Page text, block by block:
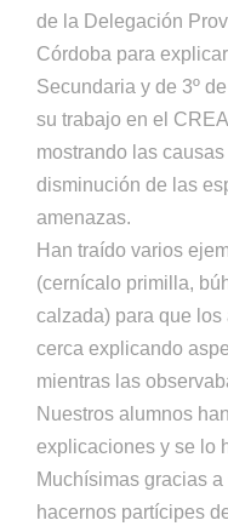
de la Delegación
Córdoba para
Secundaria y de 3º
su trabajo en el
mostrando las
disminución de las
amenazas.
Han traído varios
(cernícalo primilla,
calzada) para que
cerca explicando
mientras las
Nuestros alumnos
explicaciones y se lo
Muchísimas gracias
hacernos partícipes